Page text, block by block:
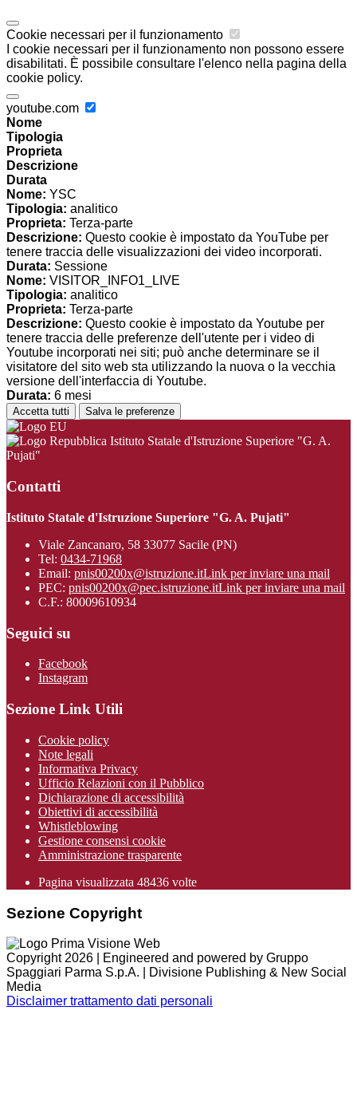
Cookie necessari per il funzionamento
I cookie necessari per il funzionamento non possono essere
disabilitati. È possibile consultare l'elenco nella pagina della
cookie policy.
youtube.com
Nome
Tipologia
Proprieta
Descrizione
Durata
Nome: YSC
Tipologia: analitico
Proprieta: Terza-parte
Descrizione: Questo cookie è impostato da YouTube per
tenere traccia delle visualizzazioni dei video incorporati.
Durata: Sessione
Nome: VISITOR_INFO1_LIVE
Tipologia: analitico
Proprieta: Terza-parte
Descrizione: Questo cookie è impostato da Youtube per
tenere traccia delle preferenze dell'utente per i video di
Youtube incorporati nei siti; può anche determinare se il
visitatore del sito web sta utilizzando la nuova o la vecchia
versione dell'interfaccia di Youtube.
Durata: 6 mesi
Accetta tutti Salva le preferenze
Istituto Statale d'Istruzione Superiore "G. A.
Pujati"
Contatti
Istituto Statale d'Istruzione Superiore "G. A. Pujati"
Viale Zancanaro, 58 33077 Sacile (PN)
Tel: 0434-71968
Email: pnis00200x@istruzione.itLink per inviare una mail
PEC: pnis00200x@pec.istruzione.itLink per inviare una mail
C.F.: 80009610934
Seguici su
Facebook
Instagram
Sezione Link Utili
Cookie policy
Note legali
Informativa Privacy
Ufficio Relazioni con il Pubblico
Dichiarazione di accessibilità
Obiettivi di accessibilità
Whistleblowing
Gestione consensi cookie
Amministrazione trasparente
Pagina visualizzata 48436 volte
Sezione Copyright
Copyright 2026 | Engineered and powered by Gruppo
Spaggiari Parma S.p.A. | Divisione Publishing & New Social
Media
Disclaimer trattamento dati personali